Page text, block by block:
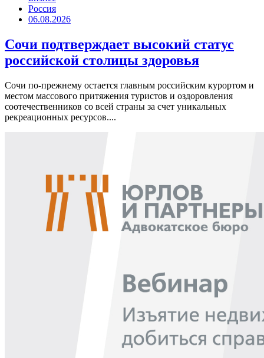
Россия
06.08.2026
Сочи подтверждает высокий статус
российской столицы здоровья
Сочи по-прежнему остается главным российским курортом и
местом массового притяжения туристов и оздоровления
соотечественников со всей страны за счет уникальных
рекреационных ресурсов....